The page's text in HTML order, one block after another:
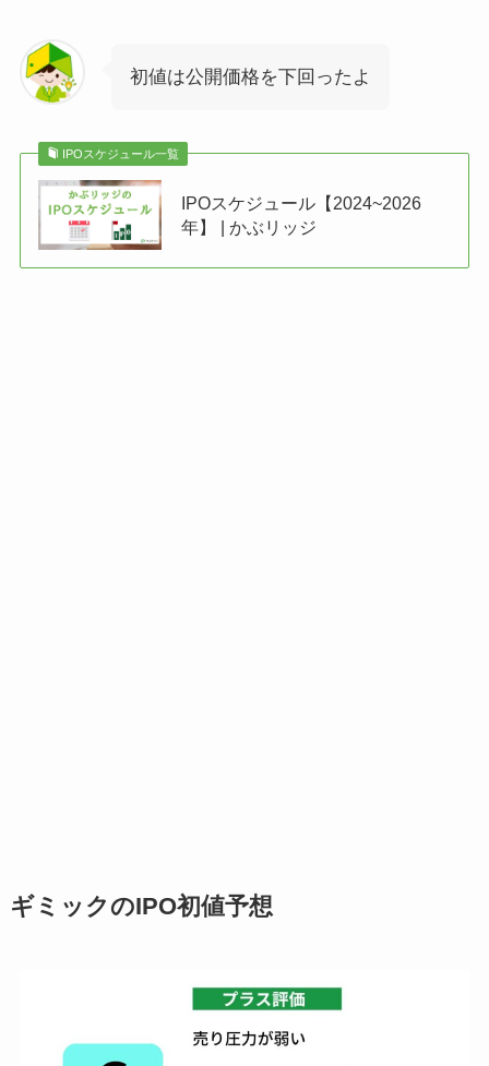
初値は公開価格を下回ったよ
IPOスケジュール一覧
IPOスケジュール【2024~2026
年】 | かぶリッジ
ギミックのIPO初値予想